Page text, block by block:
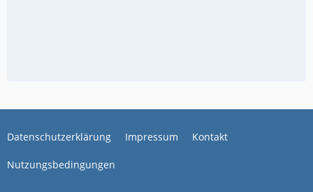
Datenschutzerklärung Impressum Kontakt
Nutzungsbedingungen